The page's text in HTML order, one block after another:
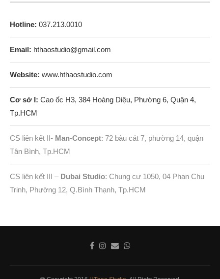
Hotline: 037.213.0010
Email: hthaostudio@gmail.com
Website: www.hthaostudio.com
Cơ sở I: Cao ốc H3, 384 Hoàng Diệu, Phường 6, Quận 4,
Tp.HCM
CS liên kết II- Man-Concept: 72 bàu cát 7, phường 14, quận
Tân Bình, Tp.HCM
CS liên kết III – Dubai Studio: Chung cư 1050, 04 Phan Chu
Trinh, Phường 12, Q.Bình Thạnh, Tp.HCM